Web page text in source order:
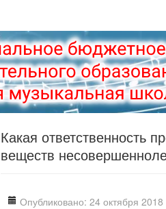
Какая ответственность
веществ
Опубликовано: 24 октября 2018